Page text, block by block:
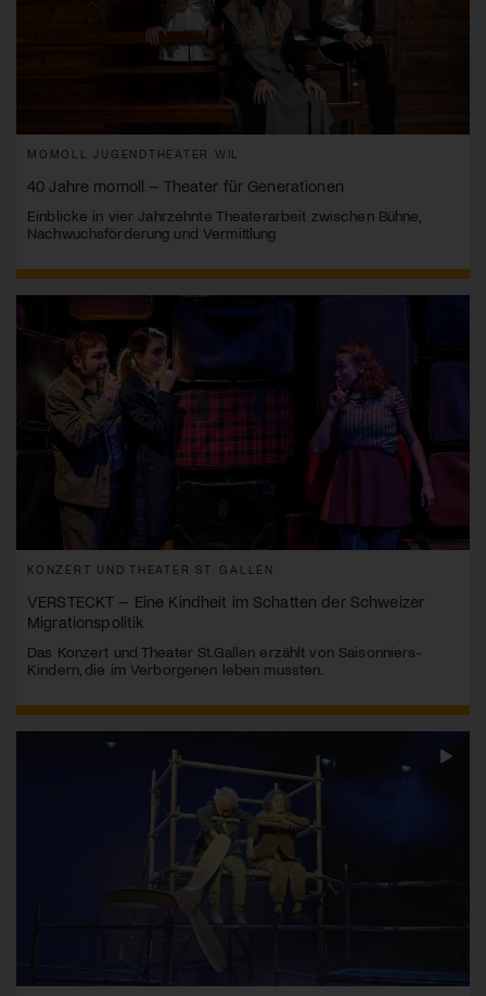
MOMOLL JUGENDTHEATER WIL
40 Jahre momoll – Theater für Generationen
Einblicke in vier Jahrzehnte Theaterarbeit zwischen Bühne,
Nachwuchsförderung und Vermittlung
KONZERT UND THEATER ST. GALLEN
VERSTECKT – Eine Kindheit im Schatten der Schweizer
Migrationspolitik
Das Konzert und Theater St.Gallen erzählt von Saisonniers-
Kindern, die im Verborgenen leben mussten.